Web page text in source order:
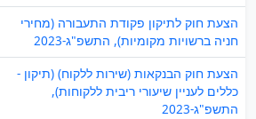
הצעת חוק לתיקון פקודת התעבורה (מחירי
חניה ברשויות מקומיות), התשפ"ג-2023
הצעת חוק הבנקאות (שירות ללקוח) (תיקון -
כללים לעניין שיעורי ריבית ללקוחות),
התשפ"ג-2023